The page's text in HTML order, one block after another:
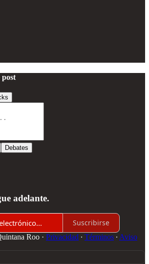
post
Debates
adelante.
Suscribirse
Roo · Privacidad ∙ Términos ∙ Aviso